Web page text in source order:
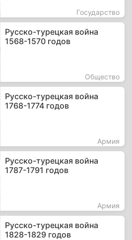
Государство
Русско-турецкая война
1568-1570 годов
Общество
Русско-турецкая война
1768-1774 годов
Армия
Русско-турецкая война
1787-1791 годов
Армия
Русско-турецкая война
1828-1829 годов